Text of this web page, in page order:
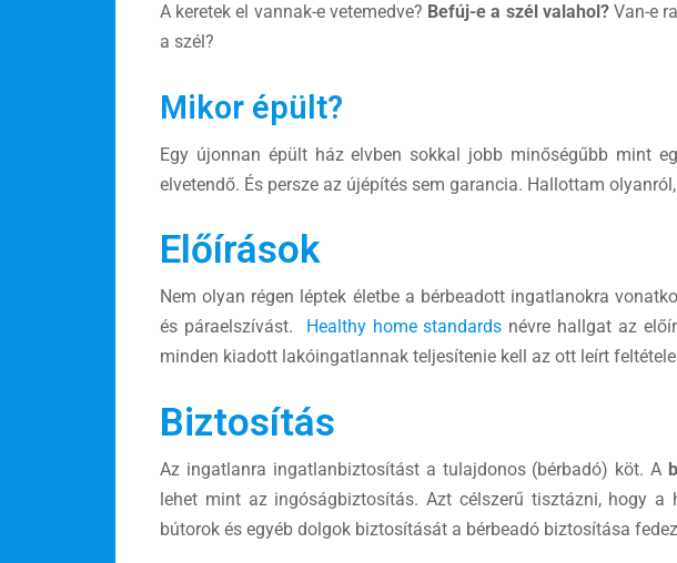
A keretek el vannak-e vetemedve? Befúj-e a szél valahol?Van-e
a szél?
Mikor épült?
Egy újonnan épült ház elvben sokkal jobb minőségűbb mint
elvetendő. És persze az újépítés sem garancia. Hallottam
Előírások
Nem olyan régen léptek életbe a bérbeadott ingatlanokra
és páraelszívást.
Healthy home standards névre hallgat az
minden kiadott lakóingatlannak teljesítenie kell az ott leírt
Biztosítás
Az ingatlanra ingatlanbiztosítást a tulajdonos (bérbadó) köt. A
lehet mint az ingóságbiztosítás. Azt célszerű tisztázni, hogy
bútorok és egyéb dolgok biztosítását a bérbeadó biztosítása